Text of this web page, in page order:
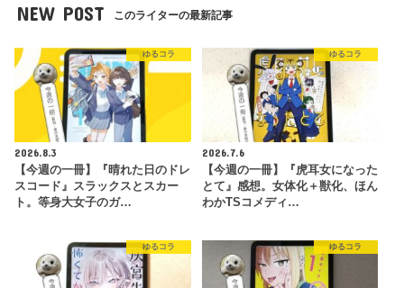
NEW POST このライターの最新記事
ゆるコラ
2026.8.3
【今週の一冊】『晴れた日のドレ
スコード』スラックスとスカー
ト。等身大女子のガ…
ゆるコラ
2026.7.6
【今週の一冊】『虎耳女になった
とて』感想。女体化＋獣化、ほん
わかTSコメディ…
ゆるコラ ゆるコラ